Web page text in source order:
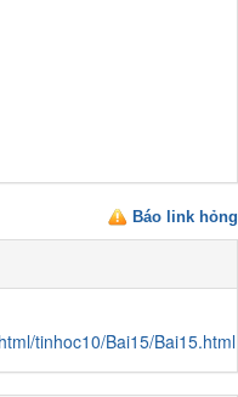
Báo link hỏng
tinhoc10/Bai15/Bai15.html